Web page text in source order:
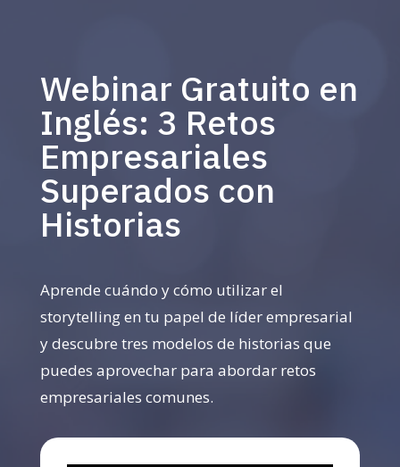
Webinar Gratuito en
Inglés: 3 Retos
Empresariales
Superados con
Historias
Aprende cuándo y cómo utilizar el
storytelling en tu papel de líder empresarial
y descubre tres modelos de historias que
puedes aprovechar para abordar retos
empresariales comunes.